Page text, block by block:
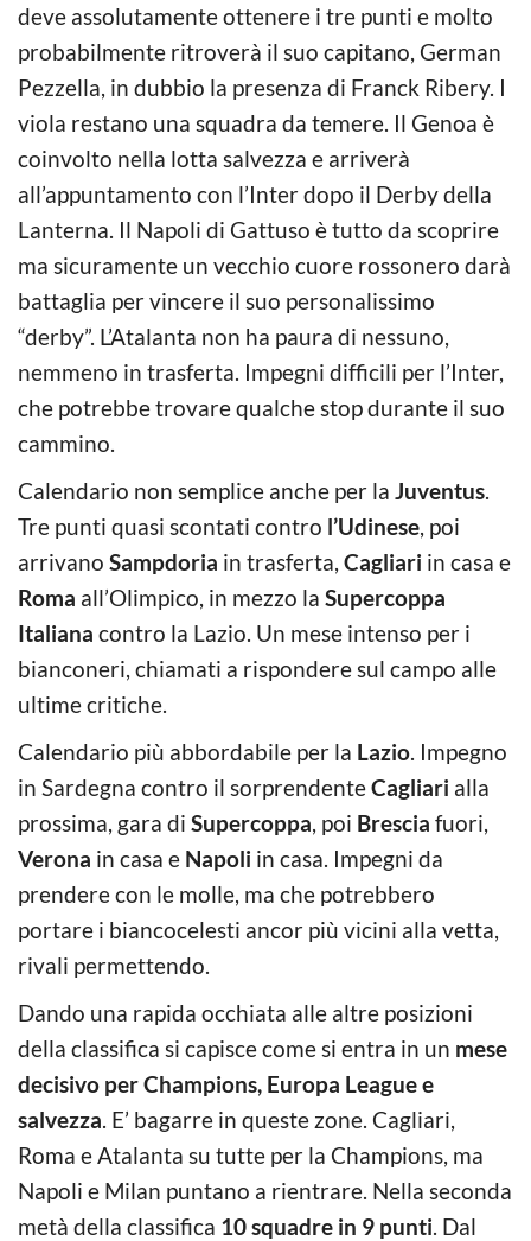
deve assolutamente ottenere i tre punti e molto
probabilmente ritroverà il suo capitano, German
Pezzella, in dubbio la presenza di Franck Ribery. I
viola restano una squadra da temere. Il Genoa è
coinvolto nella lotta salvezza e arriverà
all’appuntamento con l’Inter dopo il Derby della
Lanterna. Il Napoli di Gattuso è tutto da scoprire
ma sicuramente un vecchio cuore rossonero darà
battaglia per vincere il suo personalissimo
“derby”. L’Atalanta non ha paura di nessuno,
nemmeno in trasferta. Impegni difficili per l’Inter,
che potrebbe trovare qualche stop durante il suo
cammino.
Calendario non semplice anche per la Juventus.
Tre punti quasi scontati contro l’Udinese, poi
arrivano Sampdoria in trasferta, Cagliari in casa e
Roma all’Olimpico, in mezzo la Supercoppa
Italiana contro la Lazio. Un mese intenso per i
bianconeri, chiamati a rispondere sul campo alle
ultime critiche.
Calendario più abbordabile per la Lazio. Impegno
in Sardegna contro il sorprendenteCagliari alla
prossima, gara di Supercoppa, poi Brescia fuori,
Verona in casa e Napoli in casa. Impegni da
prendere con le molle, ma che potrebbero
portare i biancocelesti ancor più vicini alla vetta,
rivali permettendo.
Dando una rapida occhiata alle altre posizioni
della classifica si capisce come si entra in un mese
decisivo per Champions, Europa League e
salvezza. E’ bagarre in queste zone. Cagliari,
Roma e Atalanta su tutte per la Champions, ma
Napoli e Milan puntano a rientrare. Nella seconda
metà della classifica 10 squadre in 9 punti. Dal